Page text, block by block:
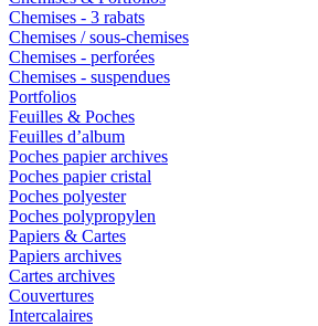
Chemises - 3 rabats
Chemises / sous-chemises
Chemises - perforées
Chemises - suspendues
Portfolios
Feuilles & Poches
Feuilles d’album
Poches papier archives
Poches papier cristal
Poches polyester
Poches polypropylen
Papiers & Cartes
Papiers archives
Cartes archives
Couvertures
Intercalaires